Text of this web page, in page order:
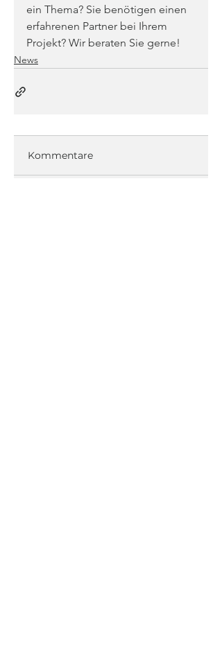
ein Thema? Sie benötigen einen
erfahrenen Partner bei Ihrem
Projekt? Wir beraten Sie gerne!
News
Kommentare